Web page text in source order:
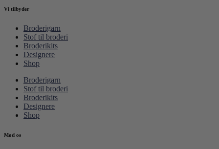
Vi tilbyder
Broderigarn
Stof til broderi
Broderikits
Designere
Shop
Broderigarn
Stof til broderi
Broderikits
Designere
Shop
Mød os